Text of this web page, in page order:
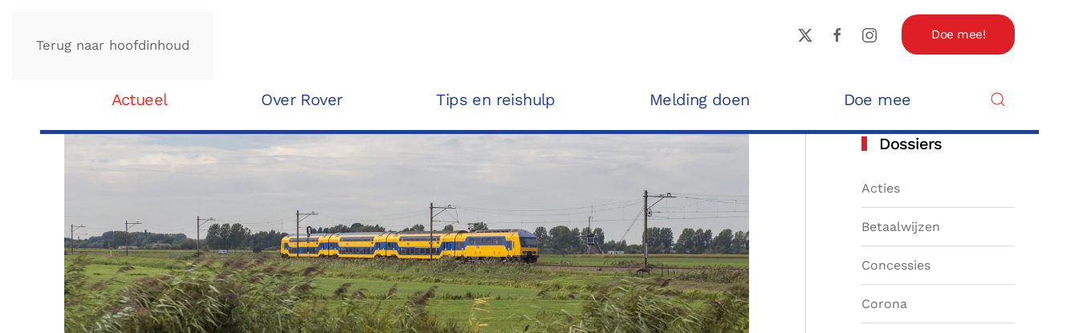
Terug naar hoofdinhoud
Doe mee!
Actueel Over Rover Tips en reishulp Melding doen Doe mee
Dossiers
Acties
Betaalwijzen
Concessies
Corona